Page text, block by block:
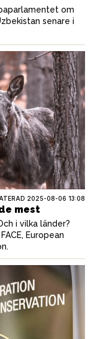
om
senare i
2025-08-06 13:08
mest
i vilka länder?
European